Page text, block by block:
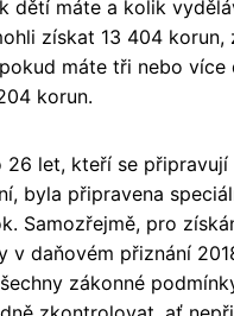
dětí máte a kolik
získat 13 404 korun,
máte tři nebo více
korun.
26 let, kteří se připravují
byla připravena
Samozřejmě, pro
v daňovém přiznání
zákonné